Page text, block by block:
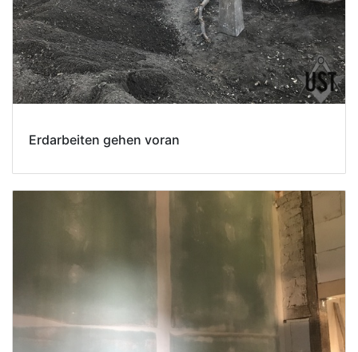
Erdarbeiten gehen voran